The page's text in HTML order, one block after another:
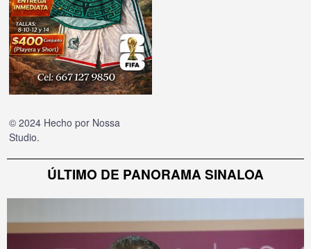
© 2024 Hecho por Nossa
Studio.
ÚLTIMO DE PANORAMA SINALOA